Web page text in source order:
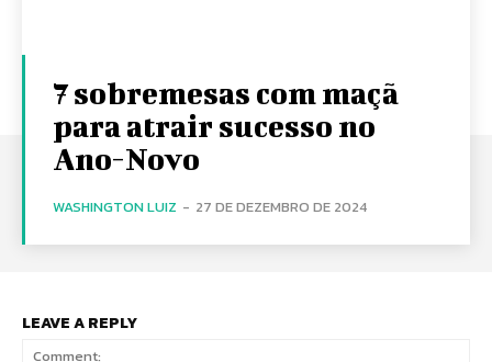
7 sobremesas com maçã
para atrair sucesso no
Ano-Novo
WASHINGTON LUIZ - 27 DE DEZEMBRO DE 2024
LEAVE A REPLY